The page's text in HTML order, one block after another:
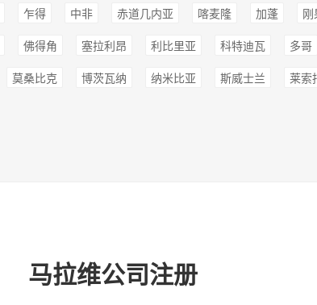
乍得 中非 赤道几内亚 喀麦隆 加蓬 刚
佛得角 塞拉利昂 利比里亚 科特迪瓦 多哥
莫桑比克 博茨瓦纳 纳米比亚 斯威士兰 莱索
马拉维公司注册